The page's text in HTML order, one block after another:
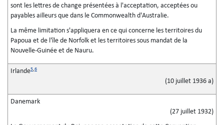
sont les lettres de change présentées à l'acceptation, acceptées ou
payables ailleurs que dans le Commonwealth d'Australie.
La même limitation s'appliquera en ce qui concerne les territoires du
Papoua et de l'île de Norfolk et les territoires sous mandat de la
Nouvelle-Guinée et de Nauru.
Irlande5,6
(10 juillet 1936 a)
Danemark
(27 juillet 1932)